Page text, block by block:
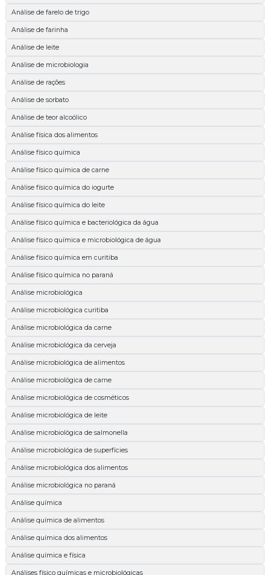
Análise de farelo de trigo
Análise de farinha
Análise de leite
Análise de microbiologia
Análise de rações
Análise de sorbato
Análise de teor alcoólico
Análise física dos alimentos
Análise físico química
Análise físico química de carne
Análise físico química do iogurte
Análise físico química do leite
Análise físico química e bacteriológica da água
Análise físico química e microbiológica de água
Análise físico química em curitiba
Análise físico química no paraná
Análise microbiológica
Análise microbiológica curitiba
Análise microbiológica da carne
Análise microbiológica da cerveja
Análise microbiológica de alimentos
Análise microbiológica de carne
Análise microbiológica de cosméticos
Análise microbiológica de leite
Análise microbiológica de salmonella
Análise microbiológica de superfícies
Análise microbiológica dos alimentos
Análise microbiológica no paraná
Análise química
Análise química de alimentos
Análise química dos alimentos
Análise química e física
Análises físico químicas e microbiológicas